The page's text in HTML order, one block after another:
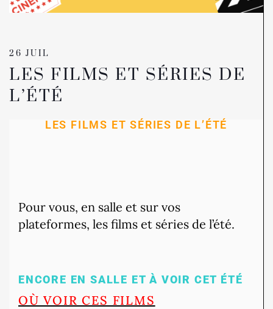
26 JUIL
LES FILMS ET SÉRIES DE
L’ÉTÉ
LES FILMS ET SÉRIES DE L’ÉTÉ
Pour vous, en salle et sur vos
plateformes, les films et séries de l’été.
ENCORE EN SALLE ET À VOIR CET ÉTÉ
OÙ VOIR CES FILMS